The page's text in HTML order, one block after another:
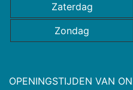
Zaterdag
Zondag
OPENINGSTIJDEN VAN